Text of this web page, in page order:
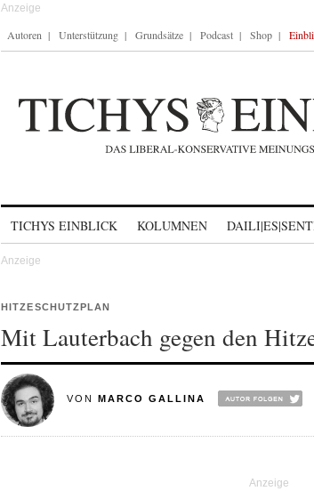
Autoren Unterstützung Grundsätze Podcast Shop
TICHYS EINBLICK KOLUMNEN
HITZESCHUTZPLAN
Mit Lauterbach gegen den
VON MARCO GALLINA